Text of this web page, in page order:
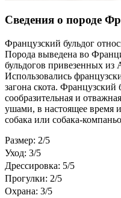
Сведения о породе
Французский бульдог
Порода выведена во
бульдогов привезенных из
Использовались
загона скота. Французский
сообразительная и
ушами, в настоящее время
собака или собака-
Размер: 2/5
Уход: 3/5
Дрессировка: 5/5
Прогулки: 2/5
Охрана: 3/5